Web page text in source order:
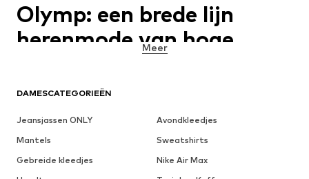
DAMESCATEGORIEËN
Jeansjassen ONLY
Avondkleedjes
Mantels
Sweatshirts
Gebreide kleedjes
Nike Air Max
Olymp: een brede lijn
herenmode van hoge
Het modelabel Olymp werd in 1951 opgericht door Eugen Bezner.
een familiebedrijf gerund. Het label tracht voornamelijk om in
makers doen dat op basis van een uitermate hoge kwaliteit, een
ideale uitlijning en afgemeten snits die ervoor zorgen dat de
Meer